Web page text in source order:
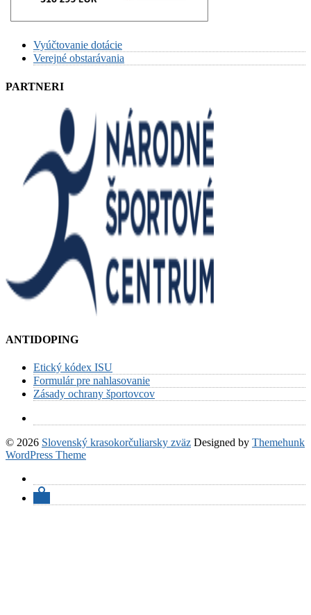
Vyúčtovanie dotácie
Verejné obstarávania
PARTNERI
ANTIDOPING
Etický kódex ISU
Formulár pre nahlasovanie
Zásady ochrany športovcov
© 2026 Slovenský krasokorčuliarsky zväz Designed by Themehunk
WordPress Theme